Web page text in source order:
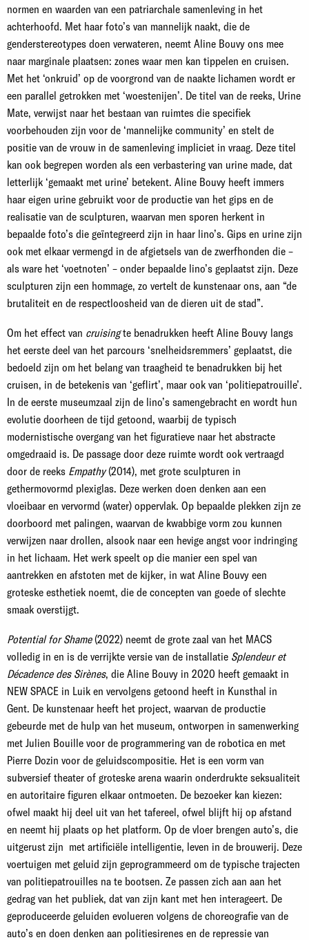
normen en waarden van een patriarchale samenleving in het
achterhoofd. Met haar foto’s van mannelijk naakt, die de
genderstereotypes doen verwateren, neemt Aline Bouvy ons mee
naar marginale plaatsen: zones waar men kan tippelen en cruisen.
Met het ‘onkruid’ op de voorgrond van de naakte lichamen wordt er
een parallel getrokken met ‘woestenijen’. De titel van de reeks, Urine
Mate, verwijst naar het bestaan van ruimtes die specifiek
voorbehouden zijn voor de ‘mannelijke community’ en stelt de
positie van de vrouw in de samenleving impliciet in vraag. Deze titel
kan ook begrepen worden als een verbastering van urine made, dat
letterlijk ‘gemaakt met urine’ betekent. Aline Bouvy heeft immers
haar eigen urine gebruikt voor de productie van het gips en de
realisatie van de sculpturen, waarvan men sporen herkent in
bepaalde foto’s die geïntegreerd zijn in haar lino’s. Gips en urine zijn
ook met elkaar vermengd in de afgietsels van de zwerfhonden die –
als ware het ‘voetnoten’ – onder bepaalde lino’s geplaatst zijn. Deze
sculpturen zijn een hommage, zo vertelt de kunstenaar ons, aan “de
brutaliteit en de respectloosheid van de dieren uit de stad”.
Om het effect van cruisingte benadrukken heeft Aline Bouvy langs
het eerste deel van het parcours ‘snelheidsremmers’ geplaatst, die
bedoeld zijn om het belang van traagheid te benadrukken bij het
cruisen, in de betekenis van ‘geflirt’, maar ook van ‘politiepatrouille’.
In de eerste museumzaal zijn de lino’s samengebracht en wordt hun
evolutie doorheen de tijd getoond, waarbij de typisch
modernistische overgang van het figuratieve naar het abstracte
omgedraaid is. De passage door deze ruimte wordt ook vertraagd
door de reeks Empathy(2014), met grote sculpturen in
gethermovormd plexiglas. Deze werken doen denken aan een
vloeibaar en vervormd (water) oppervlak. Op bepaalde plekken zijn ze
doorboord met palingen, waarvan de kwabbige vorm zou kunnen
verwijzen naar drollen, alsook naar een hevige angst voor indringing
in het lichaam. Het werk speelt op die manier een spel van
aantrekken en afstoten met de kijker, in wat Aline Bouvy een
groteske esthetiek noemt, die de concepten van goede of slechte
smaak overstijgt.
Potential for Shame(2022) neemt de grote zaal van het MACS
volledig in en is de verrijkte versie van de installatie Splendeur et
Décadence des Sirènes, die Aline Bouvy in 2020 heeft gemaakt in
NEW SPACE in Luik en vervolgens getoond heeft in Kunsthal in
Gent. De kunstenaar heeft het project, waarvan de productie
gebeurde met de hulp van het museum, ontworpen in samenwerking
met Julien Bouille voor de programmering van de robotica en met
Pierre Dozin voor de geluidscompositie. Het is een vorm van
subversief theater of groteske arena waarin onderdrukte seksualiteit
en autoritaire figuren elkaar ontmoeten. De bezoeker kan kiezen:
ofwel maakt hij deel uit van het tafereel, ofwel blijft hij op afstand
en neemt hij plaats op het platform. Op de vloer brengen auto’s, die
uitgerust zijn met artificiële intelligentie, leven in de brouwerij. Deze
voertuigen met geluid zijn geprogrammeerd om de typische trajecten
van politiepatrouilles na te bootsen. Ze passen zich aan aan het
gedrag van het publiek, dat van zijn kant met hen interageert. De
geproduceerde geluiden evolueren volgens de choreografie van de
auto’s en doen denken aan politiesirenes en de repressie van